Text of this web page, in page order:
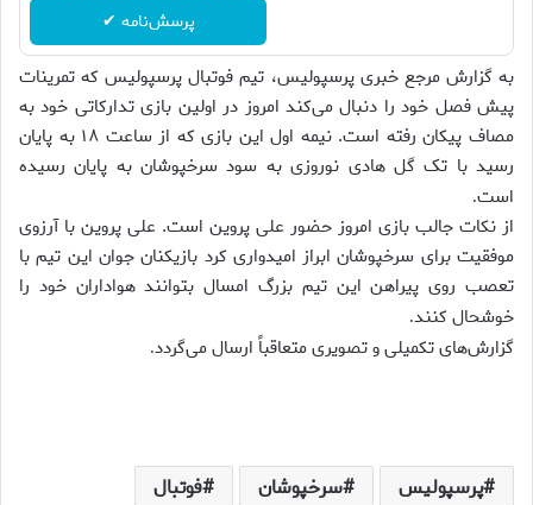
پرسش‌نامه ✔
به گزارش مرجع خبری پرسپولیس، تیم فوتبال پرسپولیس که تمرینات
پیش فصل خود را دنبال می‌کند امروز در اولین بازی تدارکاتی خود به
مصاف پیکان رفته است. نیمه اول این بازی که از ساعت ۱۸ به پایان
رسید با تک گل هادی نوروزی به سود سرخپوشان به پایان رسیده
است.
از نکات جالب بازی امروز حضور علی پروین است. علی پروین با آرزوی
موفقیت برای سرخپوشان ابراز امیدواری کرد بازیکنان جوان این تیم با
تعصب روی پیراهن این تیم بزرگ امسال بتوانند هواداران خود را
خوشحال کنند.
گزارش‌های تکمیلی و تصویری متعاقباً ارسال می‌گردد.
پرسپولیس سرخپوشان
فوتبال